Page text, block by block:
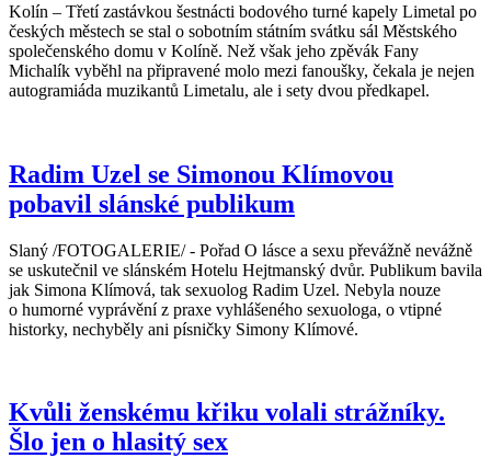
Kolín – Třetí zastávkou šestnácti bodového turné kapely Limetal po
českých městech se stal o sobotním státním svátku sál Městského
společenského domu v Kolíně. Než však jeho zpěvák Fany
Michalík vyběhl na připravené molo mezi fanoušky, čekala je nejen
autogramiáda muzikantů Limetalu, ale i sety dvou předkapel.
Radim Uzel se Simonou Klímovou
pobavil slánské publikum
Slaný /FOTOGALERIE/ - Pořad O lásce a sexu převážně nevážně
se uskutečnil ve slánském Hotelu Hejtmanský dvůr. Publikum bavila
jak Simona Klímová, tak sexuolog Radim Uzel. Nebyla nouze
o humorné vyprávění z praxe vyhlášeného sexuologa, o vtipné
historky, nechyběly ani písničky Simony Klímové.
Kvůli ženskému křiku volali strážníky.
Šlo jen o hlasitý sex